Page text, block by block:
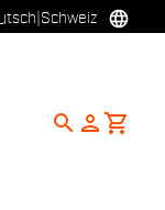
Schweiz language
search person shopping_cart